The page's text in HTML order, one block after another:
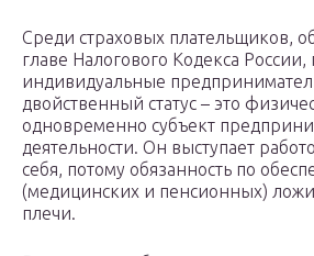
Среди страховых плательщиков,
главе Налогового Кодекса
индивидуальные
двойственный статус – это
одновременно субъект
деятельности. Он выступает
себя, потому обязанность по
(медицинских и пенсионных)
плечи.